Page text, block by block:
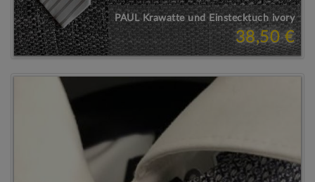
PAUL Krawatte und Einstecktuch ivory
38,50 €